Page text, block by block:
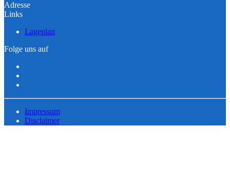
Adresse
Links
Lageplan
Folge uns auf
Impressum
Disclaimer